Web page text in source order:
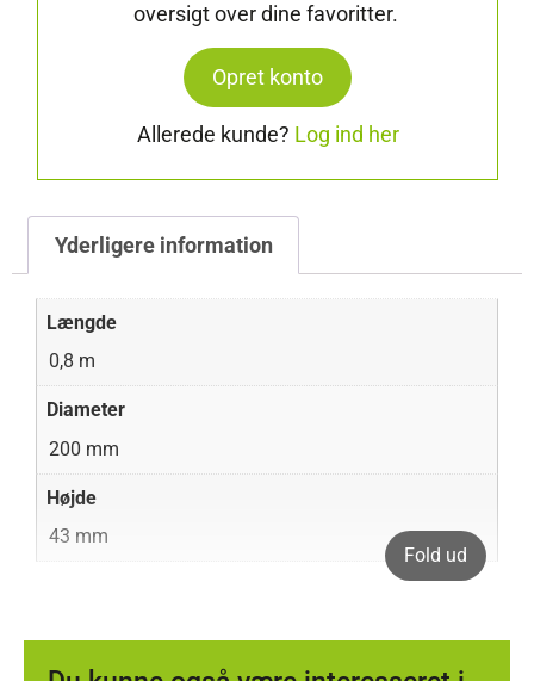
oversigt over dine favoritter.
Opret konto
Allerede kunde? Log ind her
Yderligere information
Længde
0,8 m
Diameter
200 mm
Højde
43 mm
Fold ud